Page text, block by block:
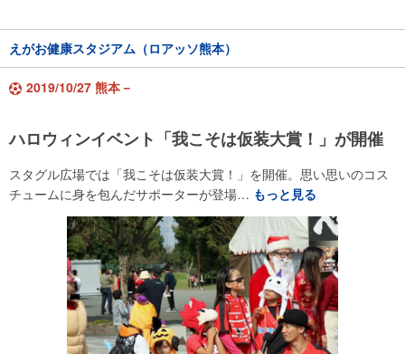
えがお健康スタジアム（ロアッソ熊本）
2019/10/27 熊本－
ハロウィンイベント「我こそは仮装大賞！」が開催
スタグル広場では「我こそは仮装大賞！」を開催。思い思いのコス
チュームに身を包んだサポーターが登場… もっと見る